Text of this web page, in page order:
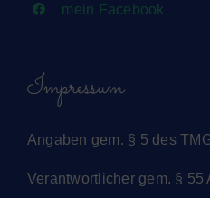
mein Facebook
Impressum
Angaben gem. § 5 des
Verantwortlicher gem. § 55